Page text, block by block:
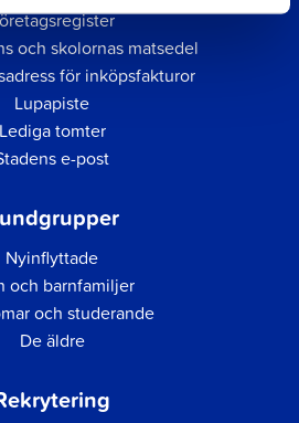
och skolornas matsedel
för inköpsfakturor
Lupapiste
Lediga tomter
e-post
Nyinflyttade
och barnfamiljer
och studerande
De äldre